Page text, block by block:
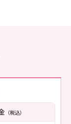
（税込）